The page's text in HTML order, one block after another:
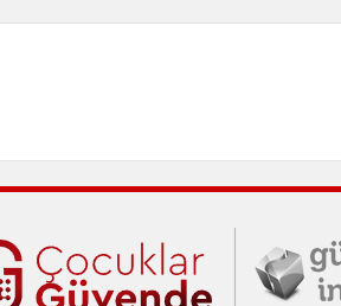
İletişim Merkezi
Çocuklar